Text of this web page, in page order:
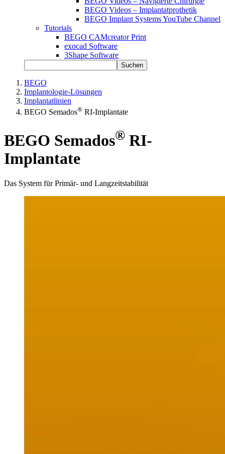
BEGO Videos – Implantatprothetik
BEGO Implant Systems YouTube Channel
Tutorials
BEGO CAMcreator Print
exocad Software
3Shape Software
Suchen
BEGO
Implantologie-Lösungen
Implantatlinien
BEGO Semados® RI-Implantate
BEGO Semados® RI-
Implantate
Das System für Primär- und Langzeitstabilität